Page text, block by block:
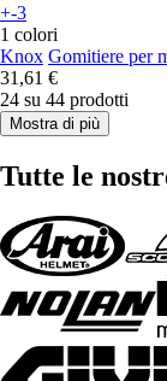
+-3
1 colori
Knox Gomitiere per
31,61 €
24 su 44 prodotti
Mostra di più
Tutte le